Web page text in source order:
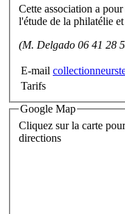
Cette association a
l'étude de la philatélie
(M. Delgado 06 41 28
E-mail
Tarifs
Google Map
Cliquez sur la carte
directions